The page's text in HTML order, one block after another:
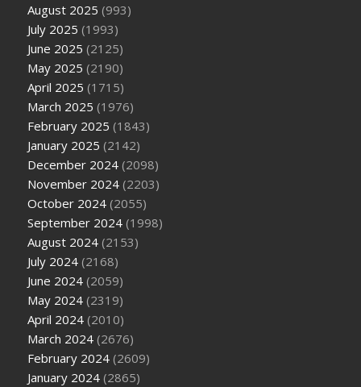
August 2025 (993)
July 2025 (1993)
June 2025 (2125)
May 2025 (2190)
April 2025 (1715)
March 2025 (1976)
February 2025 (1843)
January 2025 (2142)
December 2024 (2098)
November 2024 (2203)
October 2024 (2055)
September 2024 (1998)
August 2024 (2153)
July 2024 (2168)
June 2024 (2059)
May 2024 (2319)
April 2024 (2010)
March 2024 (2676)
February 2024 (2609)
January 2024 (2865)